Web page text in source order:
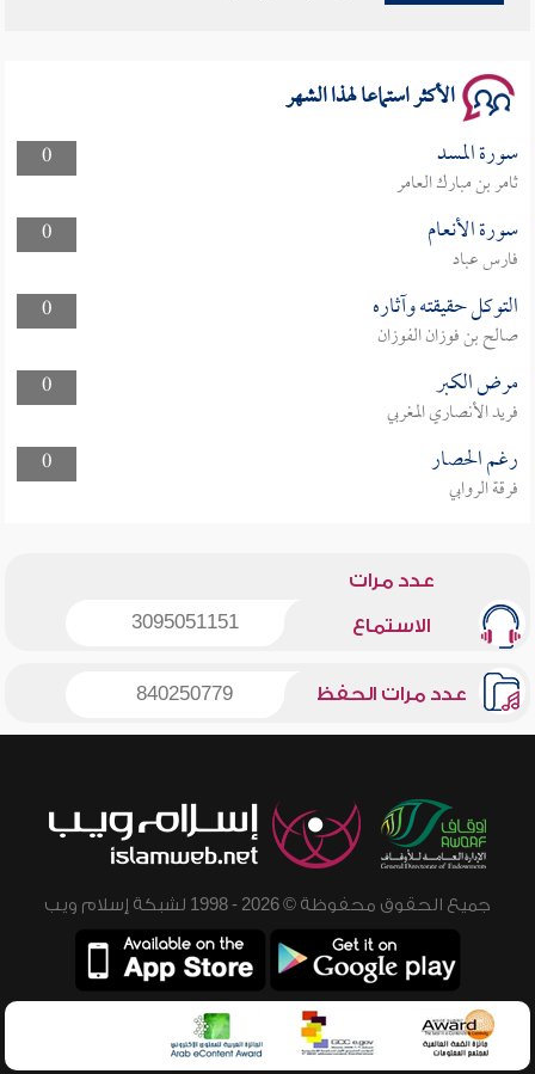
الأكثر استماعا لهذا الشهر
0 سورة المسد
ثامر بن مبارك العامر
0
سورة الأنعام
فارس عباد
0
التوكل حقيقته وآثاره
صالح بن فوزان الفوزان
0
مرض الكبر
فريد الأنصاري المغربي
0
رغم الحصار
فرقة الروابي
عدد مرات
الاستماع 3095051151
عدد مرات الحفظ 840250779
جميع الحقوق محفوظة © 2026 - 1998 لشبكة إسلام ويب